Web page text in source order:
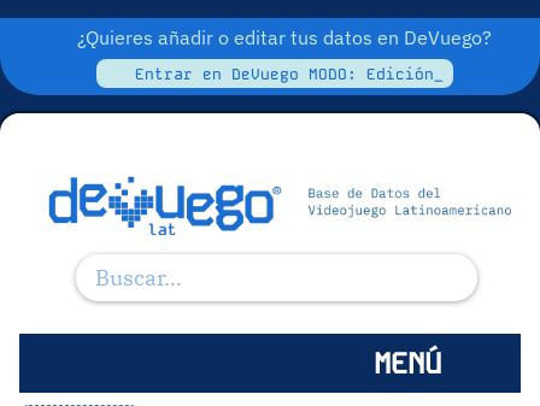
¿Quieres añadir o editar tus datos en DeVuego?
Entrar en DeVuego MODO: Edición_
MENÚ